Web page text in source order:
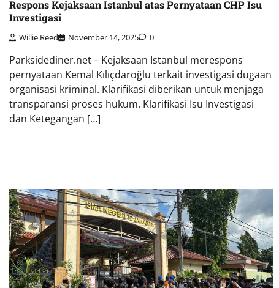
Respons Kejaksaan Istanbul atas Pernyataan CHP Isu
Investigasi
Willie Reed November 14, 2025 0
Parksidediner.net – Kejaksaan Istanbul merespons
pernyataan Kemal Kılıçdaroğlu terkait investigasi dugaan
organisasi kriminal. Klarifikasi diberikan untuk menjaga
transparansi proses hukum. Klarifikasi Isu Investigasi
dan Ketegangan […]